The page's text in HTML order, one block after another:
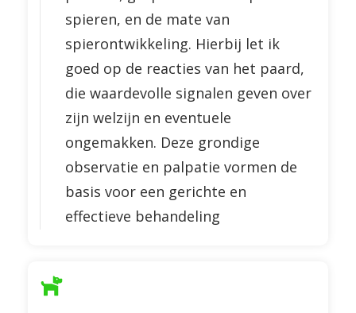
spieren, en de mate van
spierontwikkeling. Hierbij let ik
goed op de reacties van het paard,
die waardevolle signalen geven over
zijn welzijn en eventuele
ongemakken. Deze grondige
observatie en palpatie vormen de
basis voor een gerichte en
effectieve behandeling